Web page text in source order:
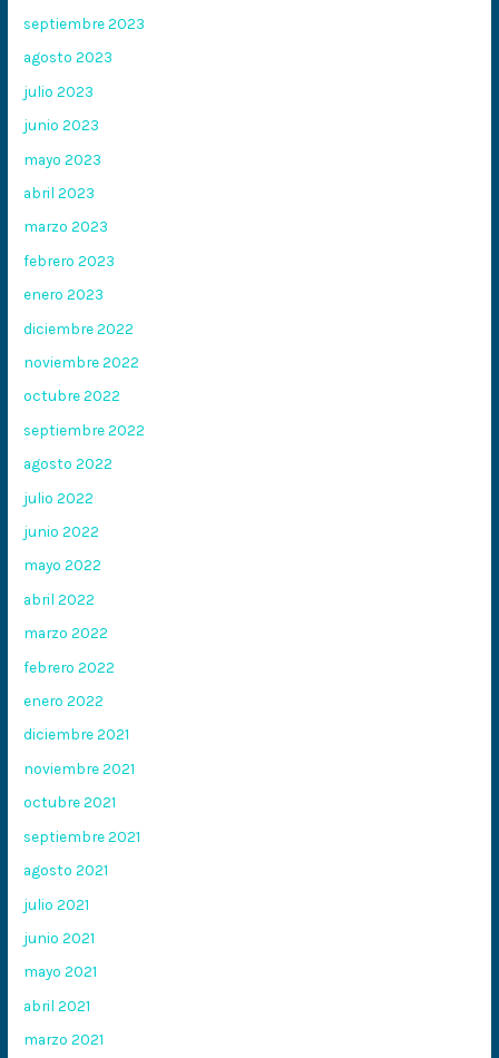
septiembre 2023
agosto 2023
julio 2023
junio 2023
mayo 2023
abril 2023
marzo 2023
febrero 2023
enero 2023
diciembre 2022
noviembre 2022
octubre 2022
septiembre 2022
agosto 2022
julio 2022
junio 2022
mayo 2022
abril 2022
marzo 2022
febrero 2022
enero 2022
diciembre 2021
noviembre 2021
octubre 2021
septiembre 2021
agosto 2021
julio 2021
junio 2021
mayo 2021
abril 2021
marzo 2021